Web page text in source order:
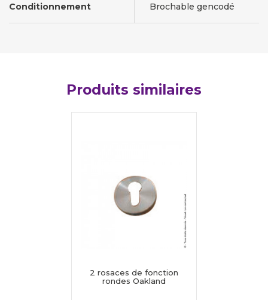
Conditionnement Brochable gencodé
Produits similaires
2 rosaces de fonction
rondes Oakland